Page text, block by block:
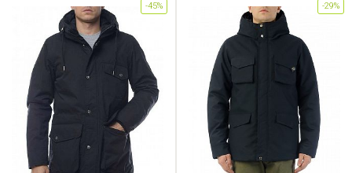
-45% -29%